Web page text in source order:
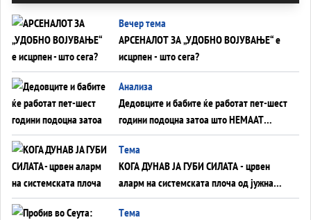
Вечер тема
АРСЕНАЛОТ ЗА „УДОБНО ВОЈУВАЊЕ“ е
исцрпен - што сега?
Анализа
Дедовците и бабите ќе работат пет-шест
години подоцна затоа што НЕМААТ
ВНУЦИ ДА ГИ ЗАМЕНАТ
Tема
КОГА ДУНАВ ЈА ГУБИ СИЛАТА - црвен
аларм на системската плоча од јужна
Германија до Црното Море...
Tема